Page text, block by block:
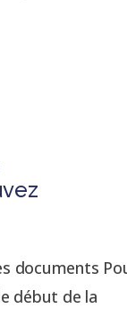
documents
début de la